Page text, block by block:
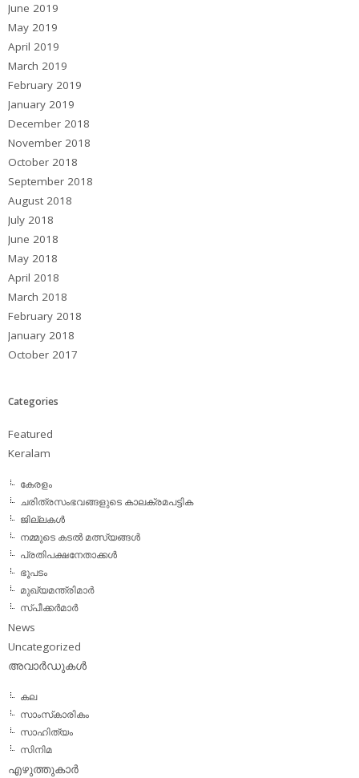
June 2019
May 2019
April 2019
March 2019
February 2019
January 2019
December 2018
November 2018
October 2018
September 2018
August 2018
July 2018
June 2018
May 2018
April 2018
March 2018
February 2018
January 2018
October 2017
Categories
Featured
Keralam
കേരളം
ചരിത്രസംഭവങ്ങളുടെ കാലക്രമപട്ടിക
ജില്ലകള്‍
നമ്മുടെ കടല്‍ മത്സ്യങ്ങള്‍
പ്രതിപക്ഷനേതാക്കള്‍
ഭൂപടം
മുഖ്യമന്ത്രിമാര്‍
സ്പീക്കര്‍മാര്‍
News
Uncategorized
അവാര്‍ഡുകള്‍
കല
സാംസ്‌കാരികം
സാഹിത്യം
സിനിമ
എഴുത്തുകാര്‍